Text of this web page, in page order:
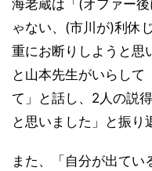
海老蔵は「(オファー
ゃない、(市川が)利休
重にお断りしようと思
と山本先生がいらして
て」と話し、2人の説
と思いました」と振り
また、「自分が出てい